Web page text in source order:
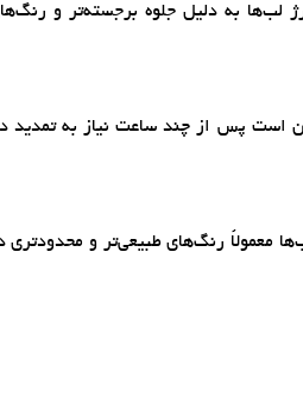
لب‌ها به دلیل جلوه برجسته‌تر و
است پس از چند ساعت نیاز به تمدید
معمولاً رنگ‌های طبیعی‌تر و محدودتری